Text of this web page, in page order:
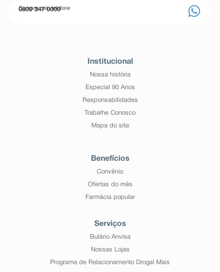
Compre pelo telefone
0800 347 0000
Institucional
Nossa história
Especial 90 Anos
Responsabilidades
Trabalhe Conosco
Mapa do site
Benefícios
Convênio
Ofertas do mês
Farmácia popular
Serviços
Bulário Anvisa
Nossas Lojas
Programa de Relacionamento Drogal Mais